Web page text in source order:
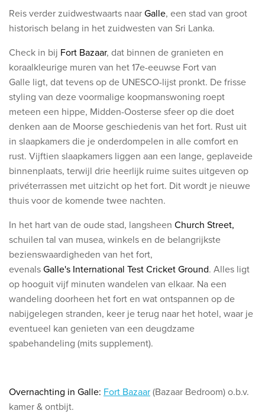
Reis verder zuidwestwaarts naarGalle, een stad van groot
historisch belang in het zuidwesten van Sri Lanka.
​Check in bij Fort Bazaar, dat binnen de granieten en
koraalkleurige muren van het 17e-eeuwse Fort van
Galle ligt, dat tevens op de UNESCO-lijst pronkt. De frisse
styling van deze voormalige koopmanswoning roept
meteen een hippe, Midden-Oosterse sfeer op die doet
denken aan de Moorse geschiedenis van het fort. Rust uit
in slaapkamers die je onderdompelen in alle comfort en
rust. Vijftien slaapkamers liggen aan een lange, geplaveide
binnenplaats, terwijl drie heerlijk ruime suites uitgeven op
privéterrassen met uitzicht op het fort. Dit wordt je nieuwe
thuis voor de komende twee nachten.
In het hart van de oude stad, langsheen Church Street,
schuilen tal van musea, winkels en de belangrijkste
bezienswaardigheden van het fort,
evenalsGalle's International Test Cricket Ground. Alles ligt
op hooguit vijf minuten wandelen van elkaar. Na een
wandeling doorheen het fort en wat ontspannen op de
nabijgelegen stranden, keer je terug naar het hotel, waar je
eventueel kan genieten van een deugdzame
spabehandeling (mits supplement).
Overnachting in Galle: Fort Bazaar(Bazaar Bedroom) o.b.v.
kamer & ontbijt.